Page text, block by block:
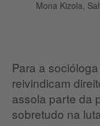
Mona Kizola,
Para a
reivindicam
assola parte da
sobretudo na